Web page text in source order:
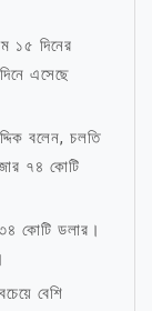
১৫ দিনের
এসেছে
বলেন, চলতি
৭৪ কোটি
কোটি ডলার।
বেশি